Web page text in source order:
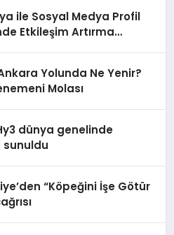
ile Sosyal Medya Profil
Etkileşim Artırma
Yolunda Ne Yenir?
Molası
dünya genelinde
sunuldu
“Köpeğini İşe Götür